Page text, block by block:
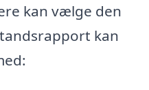
kan vælge den
kan